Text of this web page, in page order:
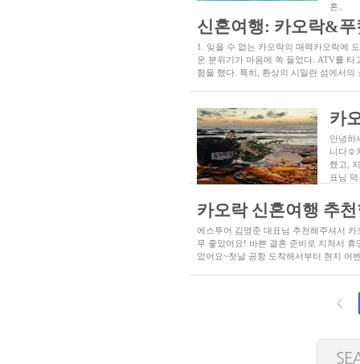
혼..
신혼여행: 카오락&
1. 잊을 수 없는 카오락의 매력카오락에
운 분위기가 마음에 쏙 들었다. ATV를
험을 했다. 특히, 환상의 시밀란 섬에서
카
안녕하
니다☺️
했고,
표님
카오락 신혼여행 추
에스투어 김영준 대표님 추천해주셔서
무 좋았어요! 바쁜 결혼 준비로 지쳐서
았어요~첫날 공항 도착해서부터 현지 어